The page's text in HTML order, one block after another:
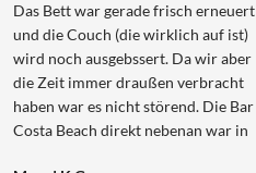
Das Bett war gerade frisch erneuert
und die Couch (die wirklich auf ist)
wird noch ausgebssert. Da wir aber
die Zeit immer draußen verbracht
haben war es nicht störend. Die Bar
Costa Beach direkt nebenan war in